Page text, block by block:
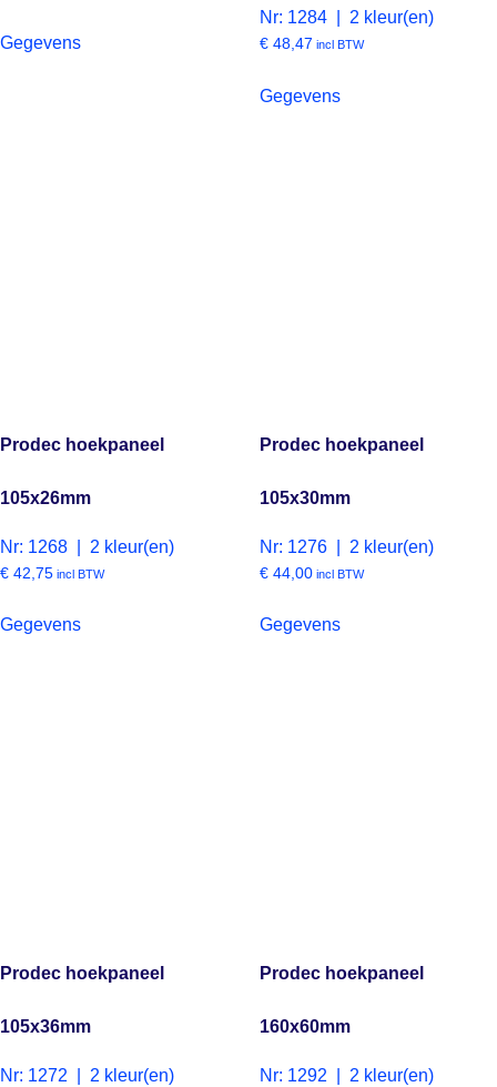
Gegevens
Nr: 1284 | 2 kleur(en)
€ 48,47 incl BTW
Gegevens
Prodec hoekpaneel
105x26mm
Nr: 1268 | 2 kleur(en)
€ 42,75 incl BTW
Gegevens
Prodec hoekpaneel
105x30mm
Nr: 1276 | 2 kleur(en)
€ 44,00 incl BTW
Gegevens
Prodec hoekpaneel
105x36mm
Nr: 1272 | 2 kleur(en)
Prodec hoekpaneel
160x60mm
Nr: 1292 | 2 kleur(en)